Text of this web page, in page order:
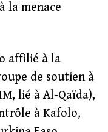
la menace
affilié à la
de soutien à
lié à Al-Qaïda),
à Kafolo,